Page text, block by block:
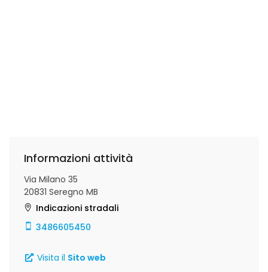
Informazioni attività
Via Milano 35
20831 Seregno MB
Indicazioni stradali
3486605450
Visita il Sito web